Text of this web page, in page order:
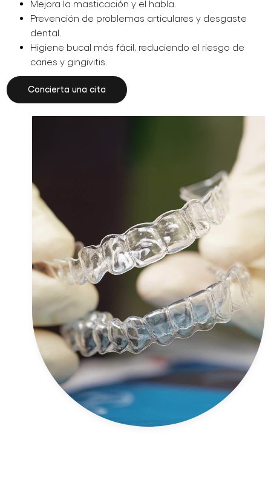
Mejora la masticación y el habla.
Prevención de problemas articulares y desgaste
dental.
Higiene bucal más fácil, reduciendo el riesgo de
caries y gingivitis.
Concierta una cita